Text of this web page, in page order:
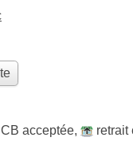
CB acceptée, retrait